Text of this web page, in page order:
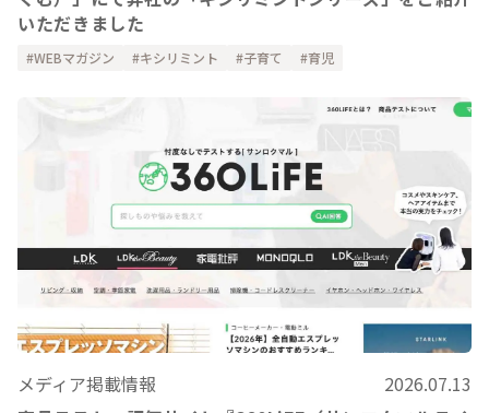
いただきました
WEBマガジン キシリミント 子育て 育児
メディア掲載情報
2026.07.13